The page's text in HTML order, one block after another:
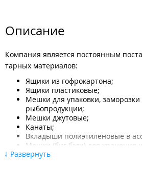
Описание
Компания является постоянным
тарных материалов:
Ящики из гофрокартона;
Ящики пластиковые;
Мешки для упаковки,
рыбопродукции;
Мешки джутовые;
Канаты;
Вкладыши полиэтиленовые в
Мешки (биг бэги) для хранения
различных сыпучих грузов;
Развернуть